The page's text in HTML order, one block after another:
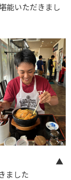
能いただきまし
松堂様 ▲
ました